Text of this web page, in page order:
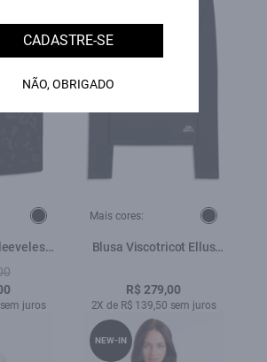
juros
Mais cores:
Blusa Viscotricot Ellus
R$ 279,00
2X de R$ 139,50 sem juros
NEW-IN
CADASTRE-SE
NÃO, OBRIGADO